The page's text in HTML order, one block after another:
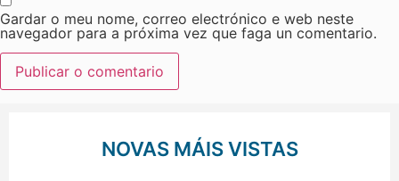
Gardar o meu nome, correo electrónico e web neste
navegador para a próxima vez que faga un comentario.
NOVAS MÁIS VISTAS